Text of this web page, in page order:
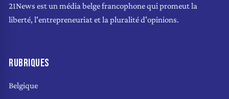
21News est un média belge francophone qui promeut la
liberté, l'entrepreneuriat et la pluralité d'opinions.
RUBRIQUES
Belgique